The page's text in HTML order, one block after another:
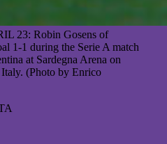
23: Robin Gosens of
1-1 during the Serie A match
at Sardegna Arena on
(Photo by Enrico